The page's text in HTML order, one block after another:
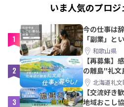
いま人気のプロ
1
今の仕事は
「副業」と
和歌山県
2
【再募集】
の離島"礼文
北海道礼文
3
【交流好き
地域おこし